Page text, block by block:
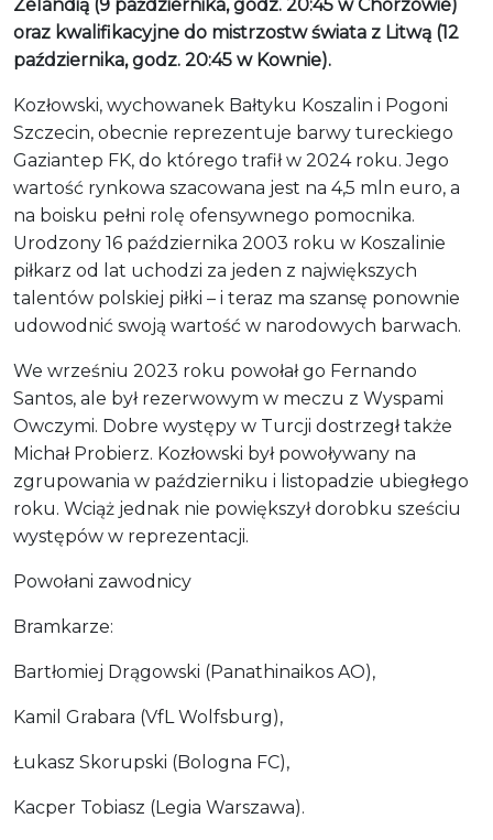
Zelandią (9 października, godz. 20:45 w Chorzowie)
oraz kwalifikacyjne do mistrzostw świata z Litwą (12
października, godz. 20:45 w Kownie).
Kozłowski, wychowanek Bałtyku Koszalin i Pogoni
Szczecin, obecnie reprezentuje barwy tureckiego
Gaziantep FK, do którego trafił w 2024 roku. Jego
wartość rynkowa szacowana jest na 4,5 mln euro, a
na boisku pełni rolę ofensywnego pomocnika.
Urodzony 16 października 2003 roku w Koszalinie
piłkarz od lat uchodzi za jeden z największych
talentów polskiej piłki – i teraz ma szansę ponownie
udowodnić swoją wartość w narodowych barwach.
We wrześniu 2023 roku powołał go Fernando
Santos, ale był rezerwowym w meczu z Wyspami
Owczymi. Dobre występy w Turcji dostrzegł także
Michał Probierz. Kozłowski był powoływany na
zgrupowania w październiku i listopadzie ubiegłego
roku. Wciąż jednak nie powiększył dorobku sześciu
występów w reprezentacji.
Powołani zawodnicy
Bramkarze:
Bartłomiej Drągowski (Panathinaikos AO),
Kamil Grabara (VfL Wolfsburg),
Łukasz Skorupski (Bologna FC),
Kacper Tobiasz (Legia Warszawa).